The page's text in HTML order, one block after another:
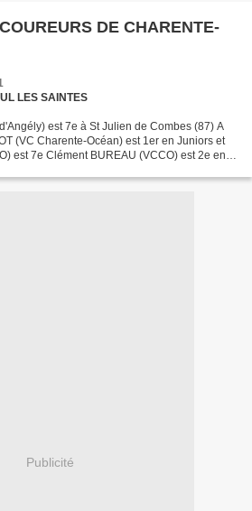
DE CHARENTE-
LES SAINTES
est 7e à St Julien de Combes (87) A
(VC Charente-Océan) est 1er en Juniors et
est 7e Clément BUREAU (VCCO) est 2e en
Publicité